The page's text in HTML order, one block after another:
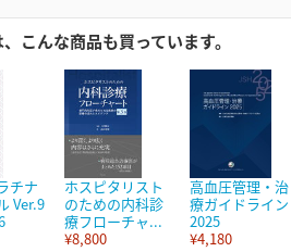
こんな商品も買っています。
チナ
Ver.9
ホスピタリスト
のための内科診
療フローチャ...
¥8,800
高血圧管理・治
療ガイドライン
2025
¥4,180